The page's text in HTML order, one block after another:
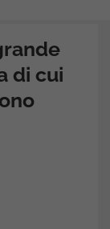
di cui